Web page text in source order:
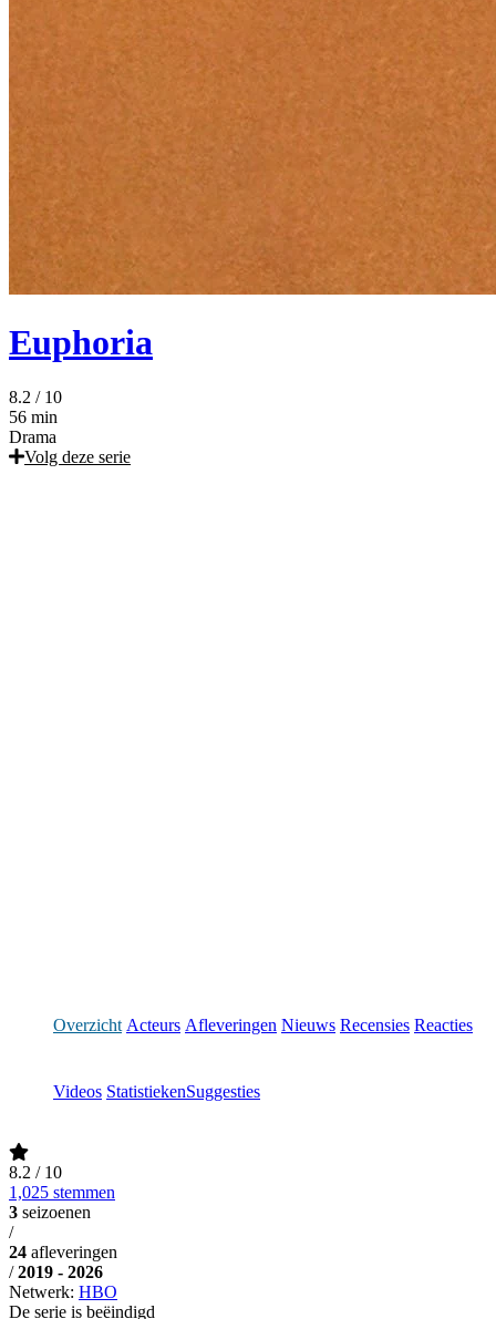
Euphoria
8.2 / 10
56 min
Drama
Volg deze serie
Overzicht Acteurs Afleveringen Nieuws Recensies Reacties
Videos StatistiekenSuggesties
8.2 / 10
1,025 stemmen
3 seizoenen
/
24 afleveringen
/ 2019 - 2026
Netwerk: HBO
De serie is beëindigd